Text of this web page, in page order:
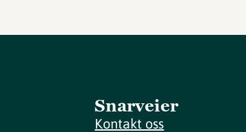
Snarveier
Kontakt oss